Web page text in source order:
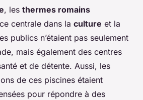
, les thermes romains
centrale dans la culture et la
publics n’étaient pas seulement
mais également des centres
et de détente. Aussi, les
de ces piscines étaient
pour répondre à des